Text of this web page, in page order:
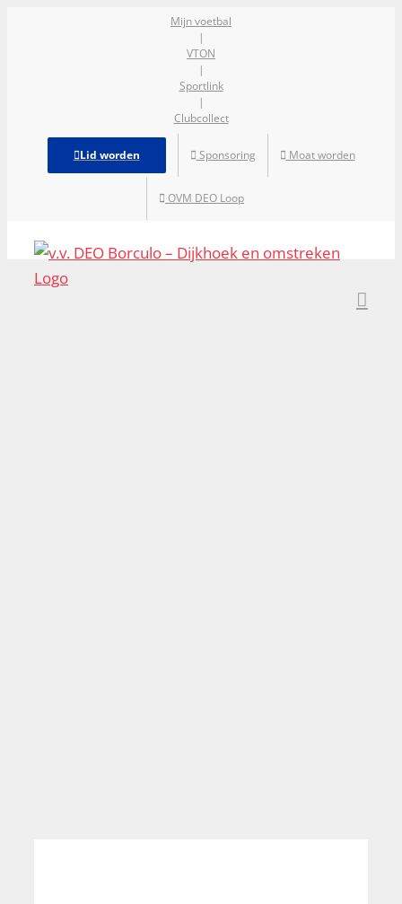
Mijn voetbal
|
VTON
|
Sportlink
|
Clubcollect
Lid worden Sponsoring Moat worden
OVM DEO Loop